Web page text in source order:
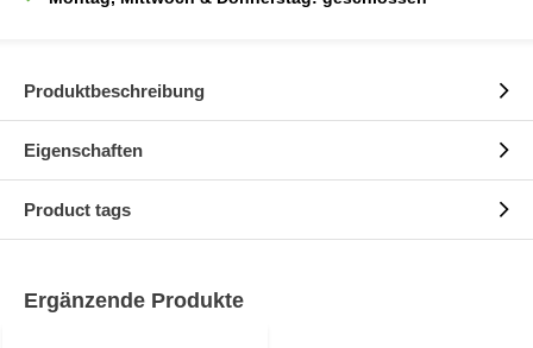
Produktbeschreibung
Eigenschaften
Product tags
Ergänzende Produkte